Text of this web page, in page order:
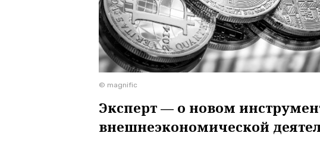
© magnific
Эксперт — о новом
внешнеэкономической